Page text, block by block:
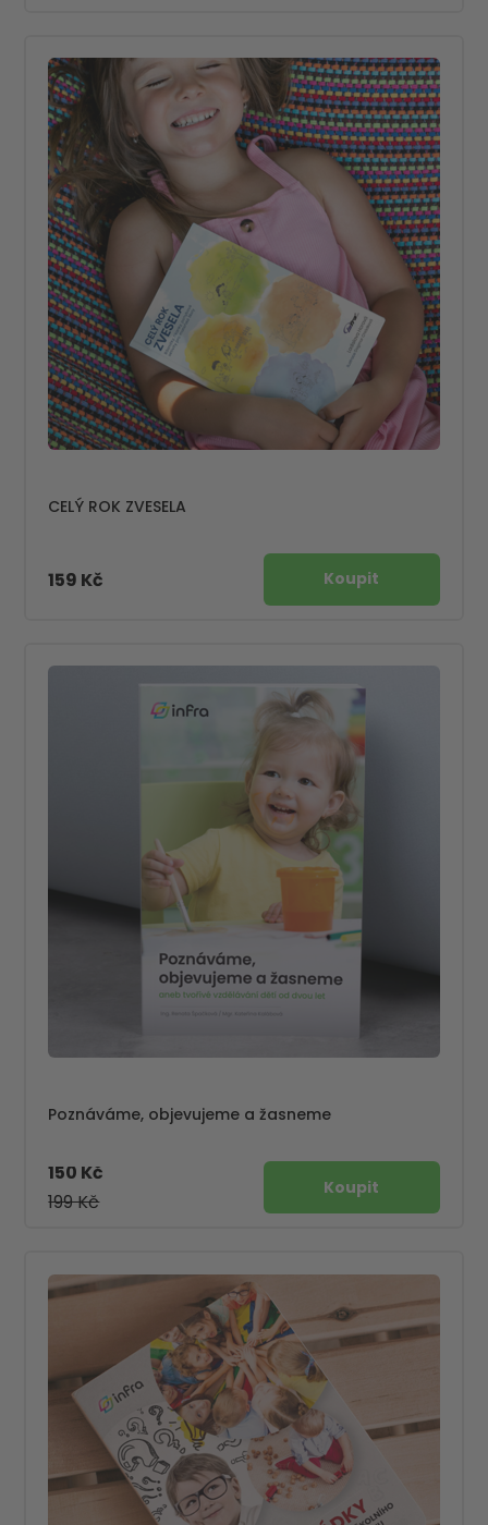
CELÝ ROK ZVESELA
159 Kč
Poznáváme, objevujeme a žasneme
199 Kč
150 Kč